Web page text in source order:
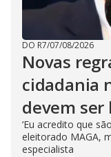
DO R7/07/08/2026
Novas
cidadania
devem ser
‘Eu acredito que
eleitorado MAGA,
especialista